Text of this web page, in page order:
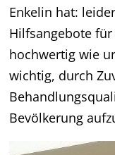
Enkelin hat:
Hilfsangebote
hochwertig wie
wichtig, durch
Bevölkerung